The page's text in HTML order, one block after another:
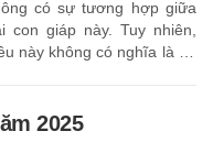
có sự tương hợp giữa
con giáp này. Tuy nhiên,
này không có nghĩa là họ
2025